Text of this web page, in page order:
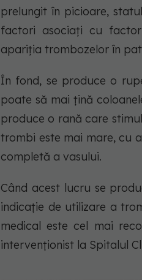
prelungit în picioare,
factori asociați cu
apariția trombozelor în
În fond, se produce o
poate să mai țină
produce o rană care
trombi este mai mare, cu
completă a vasului.
Când acest lucru se
indicație de utilizare a
medical este cel mai
intervenționist la Spitalul